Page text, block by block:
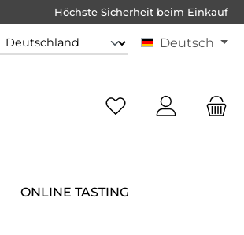
Höchste Sicherheit beim Einkauf
Deutsch
ONLINE TASTING